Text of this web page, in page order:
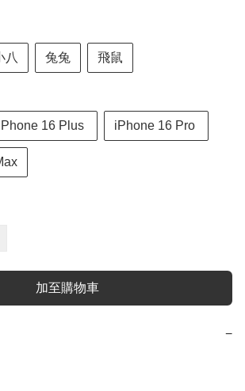
八 兔兔 飛鼠
16 Plus iPhone 16 Pro ​
加至購物車
−